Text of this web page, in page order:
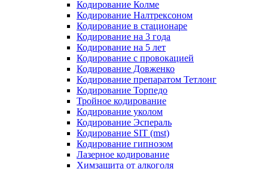
Кодирование Колме
Кодирование Налтрексоном
Кодирование в стационаре
Кодирование на 3 года
Кодирование на 5 лет
Кодирование с провокацией
Кодирование Довженко
Кодирование препаратом Тетлонг
Кодирование Торпедо
Тройное кодирование
Кодирование уколом
Кодирование Эспераль
Кодирование SIT (mst)
Кодирование гипнозом
Лазерное кодирование
Химзащита от алкоголя